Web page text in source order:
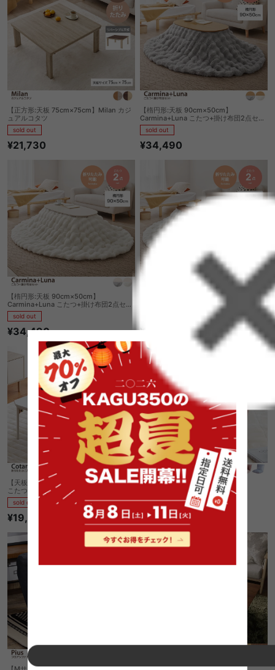
【正方形:天板 75cm×75cm】Milan カジ
ュアルコタツ
sold out
¥21,730
【楕円形:天板 90cm×50cm】
Carmina+Luna こたつ+掛け布団2点セッ
トsold out
¥34,490
【楕円形:天板 90cm×50cm】
Carmina+Luna こたつ+掛け布団2点セッ
トsold out
¥34,490
【楕円形:天板 90cm×50cm】
Carmina+Luna こたつ+掛け布団2点セッ
¥34,490
【天板 90cm×60cm】Cotarl 折りたたみ
こたつテーブル 単品
sold out
¥19,860
Arucco リクライニングチェア
sold out
¥4,730